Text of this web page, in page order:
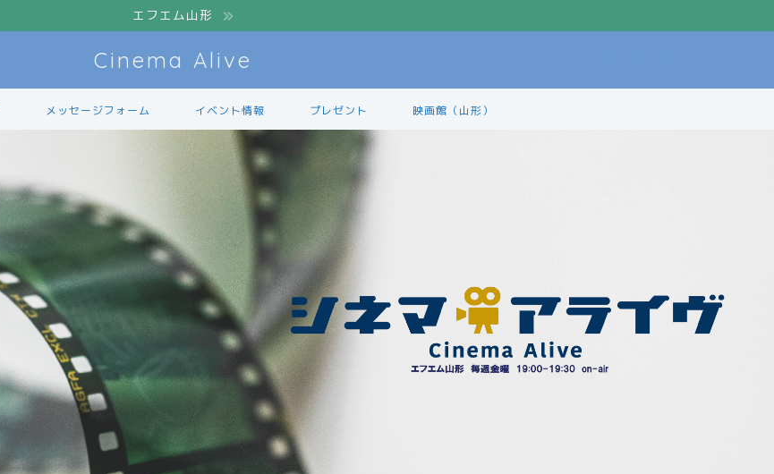
エフエム山形
Cinema Alive
メッセージフォーム イベント情報 プレゼント 映画館（山形）